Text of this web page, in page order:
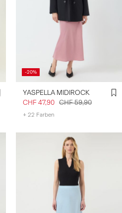
-20%
YASPELLA MIDIROCK
CHF 47,90 CHF 59,90
+ 22 Farben